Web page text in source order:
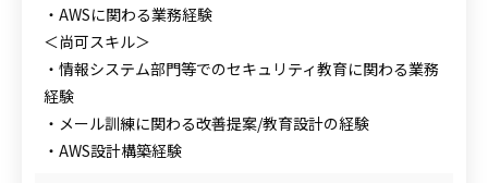
・AWSに関わる業務経験
＜尚可スキル＞
・情報システム部門等でのセキュリティ教育に関わる業務
経験
・メール訓練に関わる改善提案/教育設計の経験
・AWS設計構築経験